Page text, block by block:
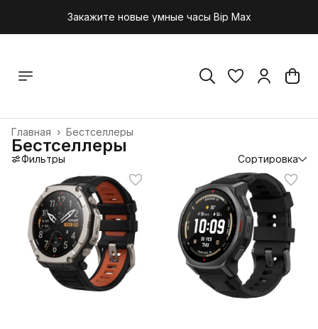
Закажите новые умные часы Bip Max
Бестселлеры
Главная ›
Бестселлеры
Фильтры Сортировка